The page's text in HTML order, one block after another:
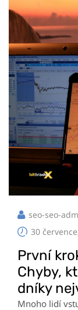
seo-seo-
30
První
Chyby,
dníky
Mnoho lidí